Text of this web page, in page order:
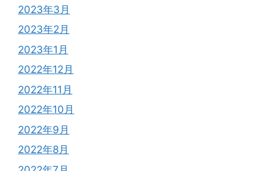
2023年3月
2023年2月
2023年1月
2022年12月
2022年11月
2022年10月
2022年9月
2022年8月